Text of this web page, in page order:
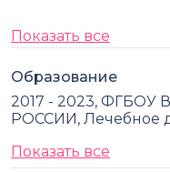
Показать все
Образование
2017 - 2023,
РОССИИ, Лечебное
Показать все